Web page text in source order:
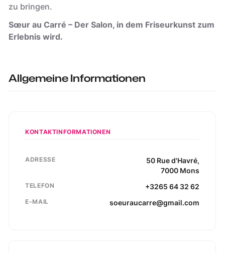
zu bringen.
Sœur au Carré – Der Salon, in dem Friseurkunst zum
Erlebnis wird.
Allgemeine Informationen
KONTAKTINFORMATIONEN
ADRESSE 50 Rue d'Havré,
7000 Mons
TELEFON +3265 64 32 62
E-MAIL soeuraucarre@gmail.com